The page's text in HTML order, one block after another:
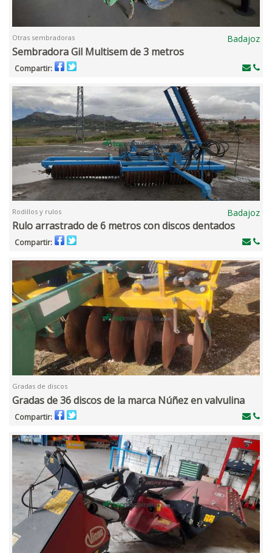
Otras sembradoras Badajoz
Sembradora Gil Multisem de 3 metros
Compartir:
Rodillos y rulos Badajoz
Rulo arrastrado de 6 metros con discos dentados
Compartir:
Gradas de discos
Gradas de 36 discos de la marca Núñez en valvulina
Compartir: